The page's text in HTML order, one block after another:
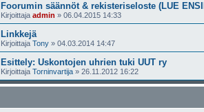
Foorumin säännöt & rekisteriseloste (LUE
Kirjoittaja admin » 06.04.2015 14:33
Linkkejä
Kirjoittaja Tony » 04.03.2014 14:47
Esittely: Uskontojen uhrien tuki UUT ry
Kirjoittaja Torninvartija » 26.11.2012 16:22